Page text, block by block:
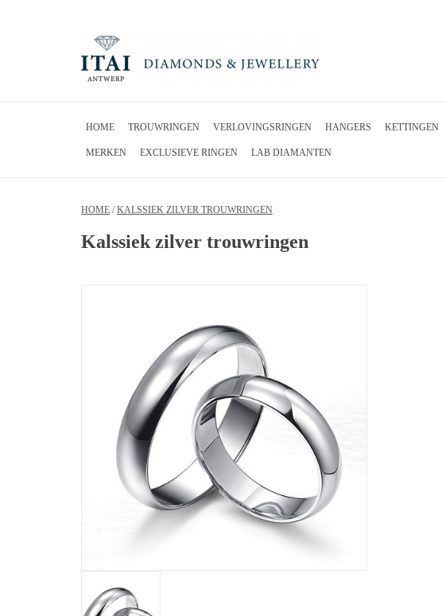
HOME TROUWRINGEN VERLOVINGSRINGEN HANGERS KETTINGEN
MERKEN EXCLUSIEVE RINGEN LAB DIAMANTEN
HOME /KALSSIEK ZILVER TROUWRINGEN
Kalssiek zilver trouwringen